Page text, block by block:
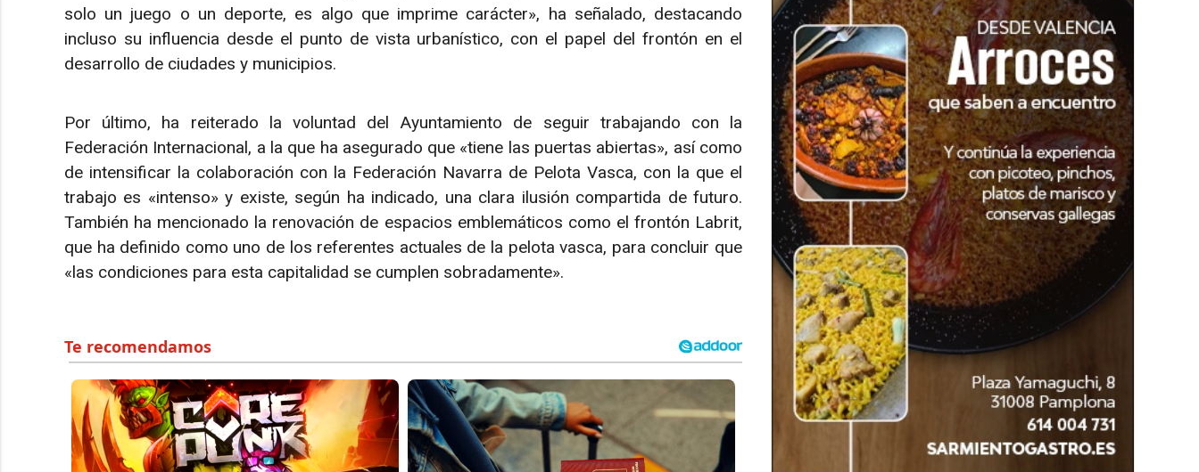
solo un juego o un deporte, es algo que imprime carácter», ha señalado, destacando
incluso su influencia desde el punto de vista urbanístico, con el papel del frontón en el
desarrollo de ciudades y municipios.
Por último, ha reiterado la voluntad del Ayuntamiento de seguir trabajando con la
Federación Internacional, a la que ha asegurado que «tiene las puertas abiertas», así como
de intensificar la colaboración con la Federación Navarra de Pelota Vasca, con la que el
trabajo es «intenso» y existe, según ha indicado, una clara ilusión compartida de futuro.
También ha mencionado la renovación de espacios emblemáticos como el frontón Labrit,
que ha definido como uno de los referentes actuales de la pelota vasca, para concluir que
«las condiciones para esta capitalidad se cumplen sobradamente».